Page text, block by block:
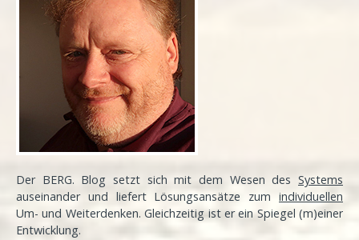
Der BERG. Blog setzt sich mit dem Wesen des Systems
auseinander und liefert Lösungsansätze zum individuellen
Um- und Weiterdenken. Gleichzeitig ist er ein Spiegel (m)einer
Entwicklung.